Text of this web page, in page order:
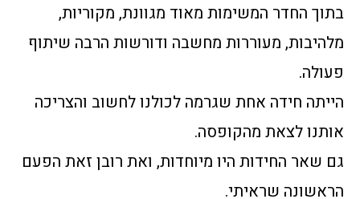
בתוך החדר המשימות מאוד מגוונת, מקוריות,
מלהיבות, מעוררות מחשבה ודורשות הרבה שיתוף
פעולה.
הייתה חידה אחת שגרמה לכולנו לחשוב והצריכה
אותנו לצאת מהקופסה.
גם שאר החידות היו מיוחדות, ואת רובן זאת הפעם
הראשונה שראיתי.